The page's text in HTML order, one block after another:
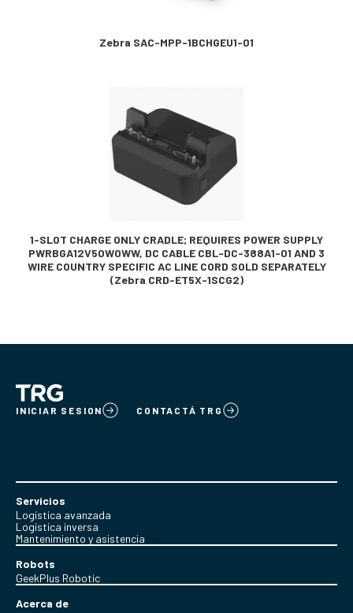
Zebra SAC-MPP-1BCHGEU1-01
1-SLOT CHARGE ONLY CRADLE; REQUIRES POWER SUPPLY
PWRBGA12V50W0WW, DC CABLE CBL-DC-388A1-01 AND 3
WIRE COUNTRY SPECIFIC AC LINE CORD SOLD SEPARATELY
(Zebra CRD-ET5X-1SCG2)
INICIAR SESION CONTACTÁ TRG
Servicios
Logística avanzada
Logística inversa
Mantenimiento y asistencia
Robots
GeekPlus Robotic
Acerca de